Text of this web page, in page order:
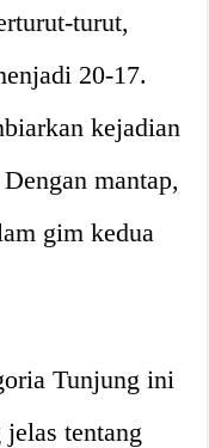
turut,
20-17.
kejadian
mantap,
gim kedua
Tunjung ini
tentang